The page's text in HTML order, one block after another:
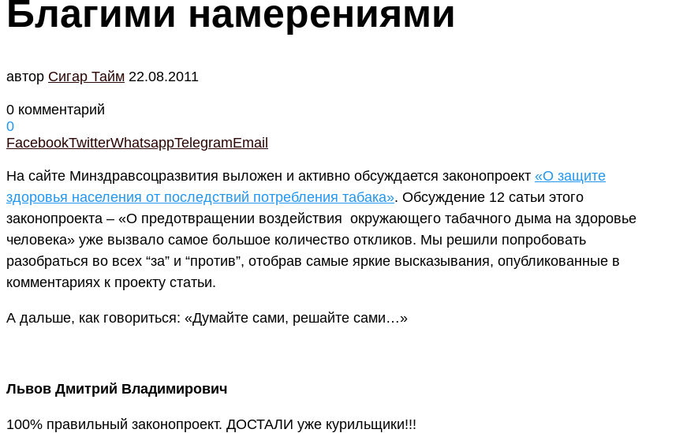
Благими намерениями
автор Cигар Тайм 22.08.2011
0 комментарий
0
FacebookTwitterWhatsappTelegramEmail
На сайте Минздравсоцразвития выложен и активно обсуждается законопроект «О защите
здоровья населения от последствий потребления табака». Обсуждение 12 сатьи этого
законопроекта – «О предотвращении воздействия окружающего табачного дыма на здоровье
человека» уже вызвало самое большое количество откликов. Мы решили попробовать
разобраться во всех “за” и “против”, отобрав самые яркие высказывания, опубликованные в
комментариях к проекту статьи.
А дальше, как говориться: «Думайте сами, решайте сами…»
Львов Дмитрий Владимирович
100% правильный законопроект. ДОСТАЛИ уже курильщики!!!